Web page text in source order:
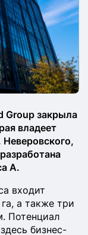
Group закрыла
владеет
А.
входит
а также три
Потенциал
бизнес-